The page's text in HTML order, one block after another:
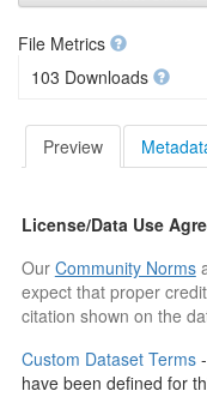
File Metrics
103 Downloads
Preview
License/Data Use
Our Community Norms
expect that proper
citation shown on the
Custom Dataset Terms
have been defined for